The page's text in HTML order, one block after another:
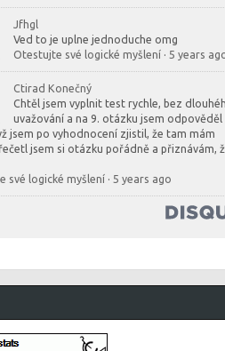
Jfhgl
Ved to je uplne jednoduche omg
Otestujte své logické myšlení· 5 years
Ctirad Konečný
Chtěl jsem vyplnit test rychle, bez
uvažování a na 9. otázku jsem odpověděl
jsem po vyhodnocení zjistil, že tam mám
jsem si otázku pořádně a přiznávám,
své logické myšlení· 5 years ago